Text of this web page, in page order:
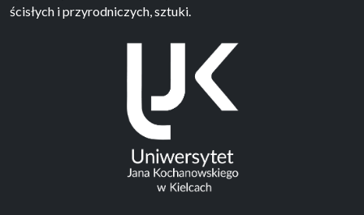
ścisłych i przyrodniczych, sztuki.